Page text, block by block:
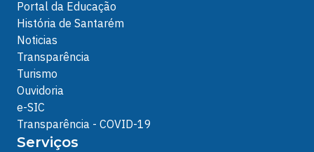
Portal da Educação
História de Santarém
Noticias
Transparência
Turismo
Ouvidoria
e-SIC
Transparência - COVID-19
Serviços